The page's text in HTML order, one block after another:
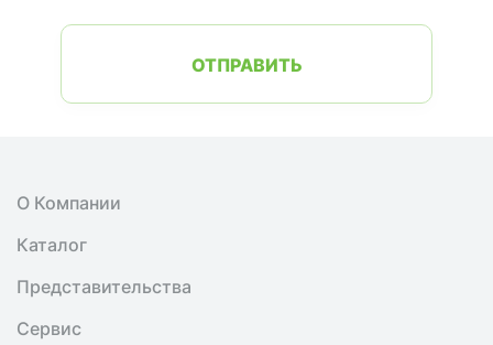
ОТПРАВИТЬ
О Компании
Каталог
Представительства
Сервис